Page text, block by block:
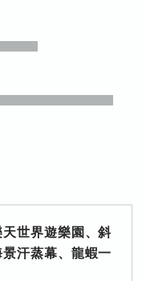
世界遊樂園、斜
汗蒸幕、龍蝦一